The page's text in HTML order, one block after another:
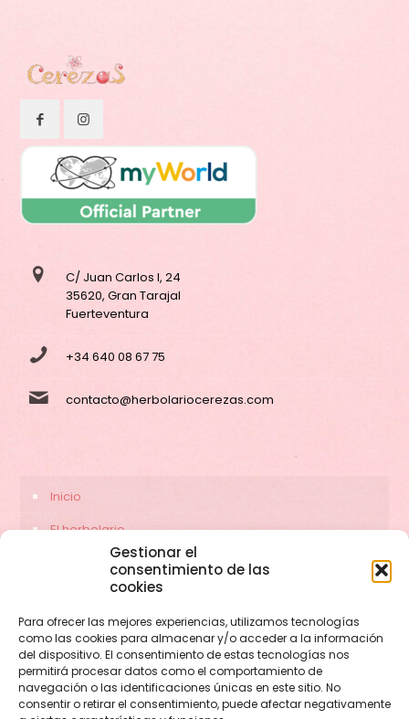
Gestionar el
consentimiento de las
cookies
Para ofrecer las mejores experiencias, utilizamos tecnologías
como las cookies para almacenar y/o acceder a la información
del dispositivo. El consentimiento de estas tecnologías nos
permitirá procesar datos como el comportamiento de
navegación o las identificaciones únicas en este sitio. No
consentir o retirar el consentimiento, puede afectar negativamente
C/ Juan Carlos I, 24
35620, Gran Tarajal
Fuerteventura
+34 640 08 67 75
contacto@herbolariocerezas.com
Inicio
El herbolario